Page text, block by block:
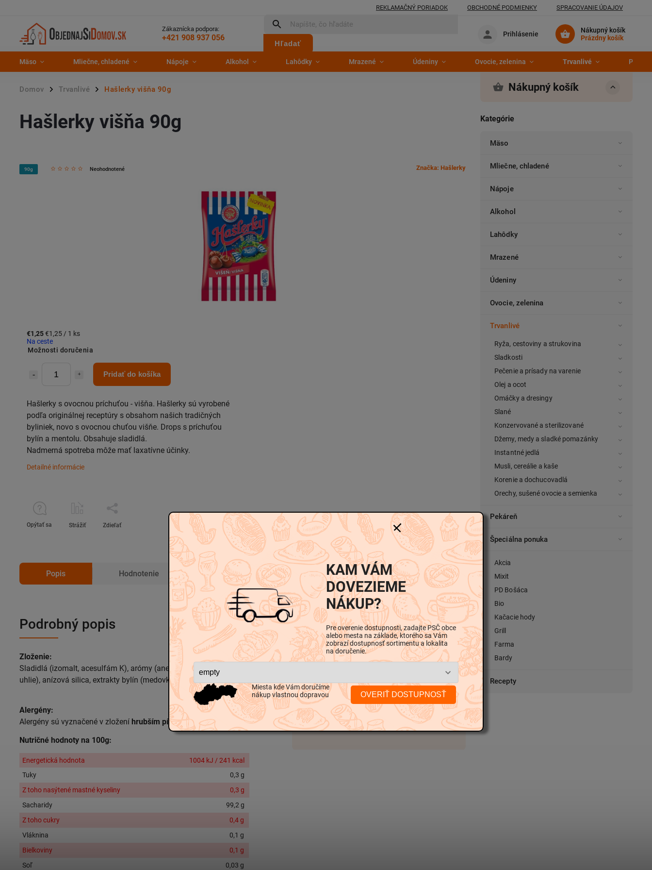
REKLAMAČNÝ PORIADOK OBCHODNÉ PODMIENKY SPRACOVANIE ÚDAJOV
Zákaznícka podpora:
+421 908 937 056
Hľadať
Nákupný košík
Prázdny košík
Prihlásenie
Mäso Mliečne, chladené Nápoje Alkohol Lahôdky Mrazené Údeniny Ovocie, zelenina Trvanlivé
Domov / Trvanlivé / Hašlerky višňa 90g Nákupný košík
Kategórie
Mäso
Mliečne, chladené
Nápoje
Alkohol
Lahôdky
Mrazené
Údeniny
Ovocie, zelenina
Trvanlivé
Ryža, cestoviny a strukovina
Sladkosti
Pečenie a prísady na varenie
Olej a ocot
Omáčky a dresingy
Slané
Konzervované a sterilizované
Džemy, medy a sladké pomazánky
Instantné jedlá
Musli, cereálie a kaše
Korenie a dochucovadlá
Orechy, sušené ovocie a semienka
Pekáreň
Špeciálna ponuka
Akcia
Mixit
PD Bošáca
Bio
Kačacie hody
Grill
Farma
Bardy
Recepty
Hašlerky višňa 90g
90g Neohodnotené Značka: Hašlerky
€1,25€1,25 / 1 ks
Na ceste
Možnosti doručenia
Pridať do košíka
Hašlerky s ovocnou príchuťou - višňa. Hašlerky sú vyrobené
podľa originálnej receptúry s obsahom našich tradičných
byliniek, novo s ovocnou chuťou višňe. Drops s príchuťou
bylín a mentolu. Obsahuje sladidlá.
Nadmerná spotreba môže mať laxatívne účinky.
Detailné informácie
Opýtať sa Strážiť Zdieľať
Popis Hodnotenie Diskusia
Podrobný popis
Zloženie:
Sladidlá (izomalt, acesulfám K), arómy (anetol, mentol), farbivo (aktívne
uhlie), anízová silica, extrakty bylín (medovka, skorocel)
Alergény:
Alergény sú vyznačené v zložení hrubším písmom.
Nutričné hodnoty na 100g:
Energetická hodnota
1004 kJ / 241 kcal
Tuky
0,3 g
Z toho nasýtené mastné kyseliny
0,3 g
Sacharidy
99,2 g
Z toho cukry
0,4 g
Vláknina
0,1 g
Bielkoviny
0,1 g
Soľ
0,03 g
Dodatočné parametre
Hmotnosť: 0.09 kg
EAN: 8593893750319
-
-
KAM VÁM
DOVEZIEME
NÁKUP?
Pre overenie dostupnosti, zadajte PSČ obce
alebo mesta na základe, ktorého sa Vám
zobrazí dostupnosť sortimentu a lokalita
na doručenie.
Miesta kde Vám doručíme
nákup vlastnou dopravou
OVERIŤ DOSTUPNOSŤ